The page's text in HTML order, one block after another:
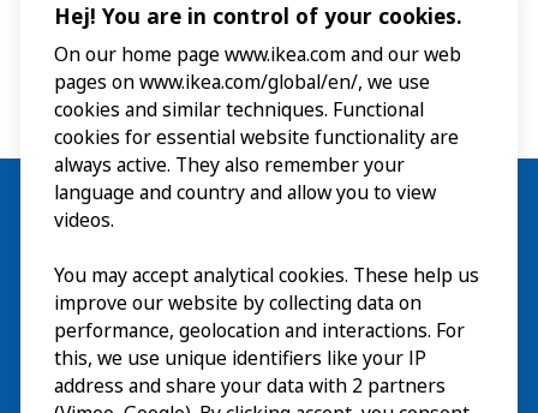
Visita
Explorar
ActividadesEN
Hej! You are in control of your cookies.
On our home page www.ikea.com and our web
pages on www.ikea.com/global/en/, we use
cookies and similar techniques. Functional
cookies for essential website functionality are
always active. They also remember your
language and country and allow you to view
videos.
You may accept analytical cookies. These help us
improve our website by collecting data on
performance, geolocation and interactions. For
this, we use unique identifiers like your IP
address and share your data with 2 partners